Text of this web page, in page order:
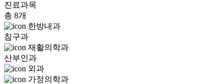
진료과목
총 8개
한방내과
침구과
재활의학과
산부인과
외과
가정의학과